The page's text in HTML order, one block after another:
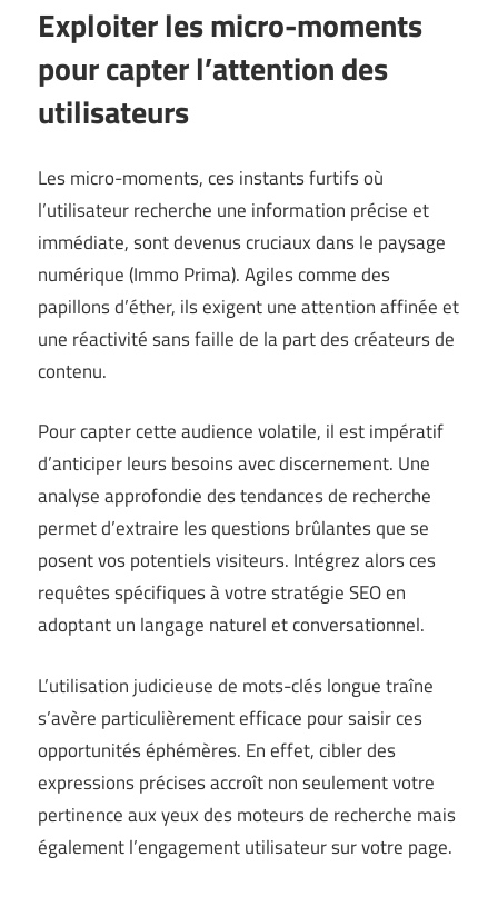
Exploiter les micro-moments
pour capter l’attention des
utilisateurs
Les micro-moments, ces instants furtifs où
l’utilisateur recherche une information précise et
immédiate, sont devenus cruciaux dans le paysage
numérique (Immo Prima). Agiles comme des
papillons d’éther, ils exigent une attention affinée et
une réactivité sans faille de la part des créateurs de
contenu.
Pour capter cette audience volatile, il est impératif
d’anticiper leurs besoins avec discernement. Une
analyse approfondie des tendances de recherche
permet d’extraire les questions brûlantes que se
posent vos potentiels visiteurs. Intégrez alors ces
requêtes spécifiques à votre stratégie SEO en
adoptant un langage naturel et conversationnel.
L’utilisation judicieuse de mots-clés longue traîne
s’avère particulièrement efficace pour saisir ces
opportunités éphémères. En effet, cibler des
expressions précises accroît non seulement votre
pertinence aux yeux des moteurs de recherche mais
également l’engagement utilisateur sur votre page.